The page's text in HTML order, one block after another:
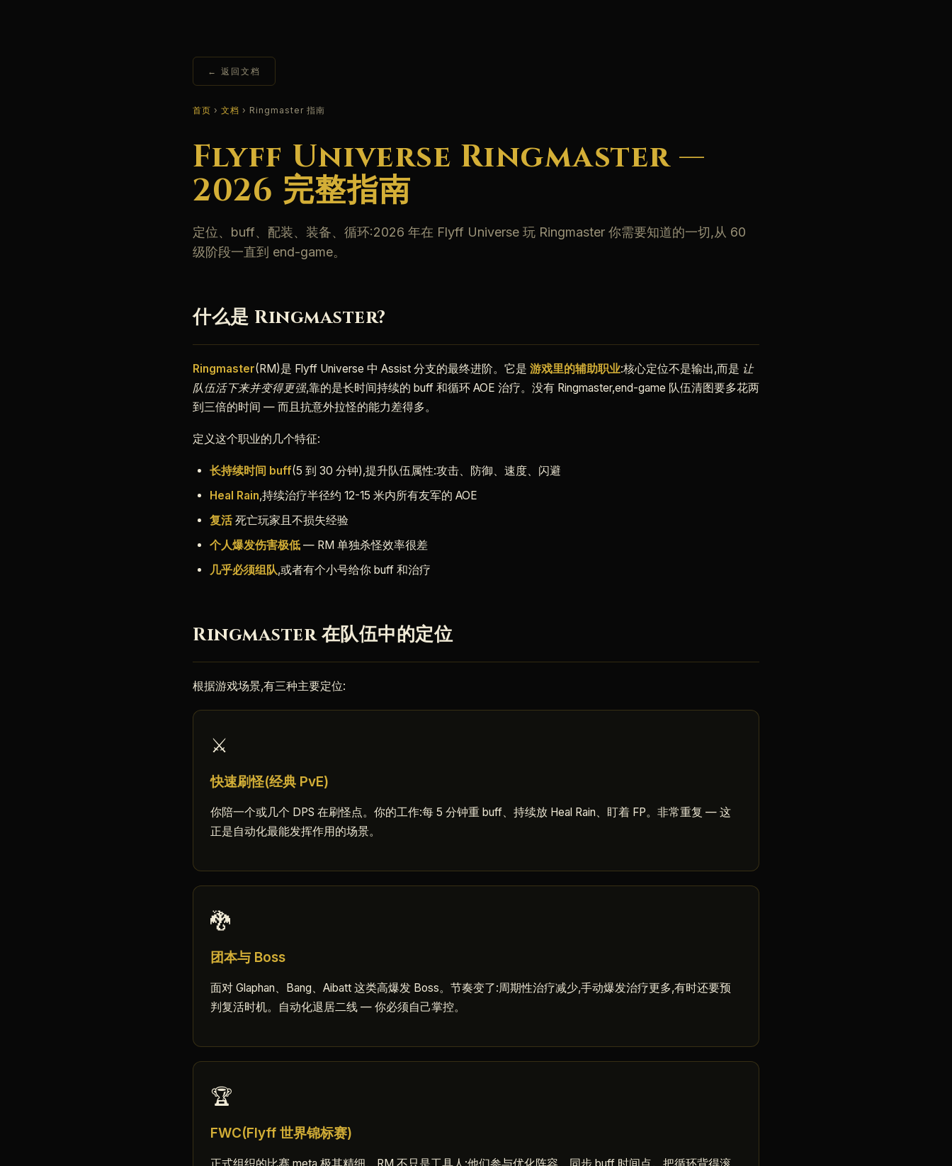
← 返回文档
首页 › 文档 › Ringmaster 指南
Flyff Universe Ringmaster —
2026 完整指南
定位、buff、配装、装备、循环:2026 年在 Flyff Universe 玩 Ringmaster 你需要知道的一切,从 60
级阶段一直到 end-game。
什么是 Ringmaster?
Ringmaster(RM)是 Flyff Universe 中 Assist 分支的最终进阶。它是 游戏里的辅助职业:核心定位不是输出,而是 让
队伍活下来并变得更强,靠的是长时间持续的 buff 和循环 AOE 治疗。没有 Ringmaster,end-game 队伍清图要多花两
到三倍的时间 — 而且抗意外拉怪的能力差得多。
定义这个职业的几个特征:
长持续时间 buff(5 到 30 分钟),提升队伍属性:攻击、防御、速度、闪避
Heal Rain,持续治疗半径约 12-15 米内所有友军的 AOE
复活 死亡玩家且不损失经验
个人爆发伤害极低 — RM 单独杀怪效率很差
几乎必须组队,或者有个小号给你 buff 和治疗
Ringmaster 在队伍中的定位
根据游戏场景,有三种主要定位:
⚔️
快速刷怪(经典 PvE)
你陪一个或几个 DPS 在刷怪点。你的工作:每 5 分钟重 buff、持续放 Heal Rain、盯着 FP。非常重复 — 这
正是自动化最能发挥作用的场景。
🐉
团本与 Boss
面对 Glaphan、Bang、Aibatt 这类高爆发 Boss。节奏变了:周期性治疗减少,手动爆发治疗更多,有时还要预
判复活时机。自动化退居二线 — 你必须自己掌控。
🏆
FWC(Flyff 世界锦标赛)